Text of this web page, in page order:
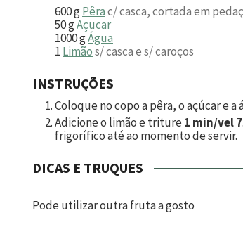
600gPêrac/ casca, cortada em
50gAçucar
1000gÁgua
1 Limãos/ casca e s/ caroços
INSTRUÇÕES
Coloque no copo a pêra, o açúcar e a
Adicione o limão e triture1 min/vel 7
frigorífico até ao momento de servir.
DICAS E TRUQUES
Pode utilizar outra fruta a gosto